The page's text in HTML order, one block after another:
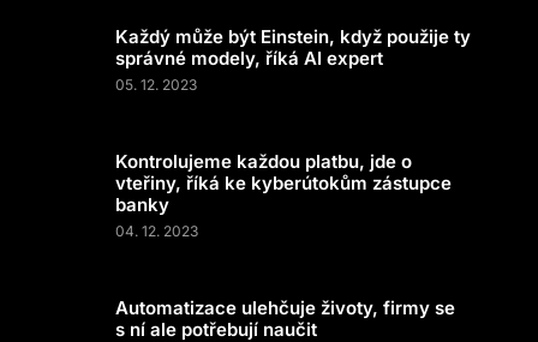
Každý může být Einstein, když použije ty
správné modely, říká AI expert
05. 12. 2023
Kontrolujeme každou platbu, jde o
vteřiny, říká ke kyberútokům zástupce
banky
04. 12. 2023
Automatizace ulehčuje životy, firmy se
s ní ale potřebují naučit